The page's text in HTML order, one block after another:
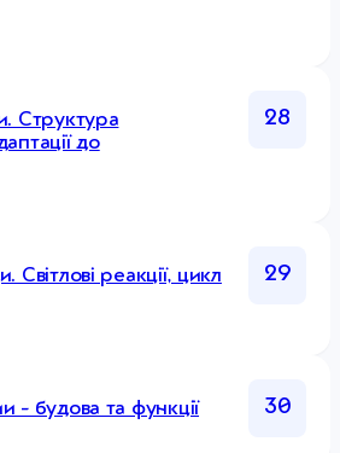
28
Структура
до
29
реакції, цикл
30
- будова та функції